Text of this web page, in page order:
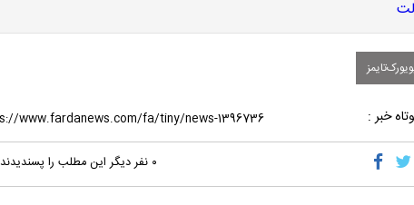
خبر :
۰ نفر دیگر این مطلب را پسندیدند